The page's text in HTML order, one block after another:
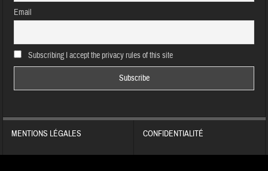
Email
Subscribing I accept the privacy rules of this site
MENTIONS LÉGALES CONFIDENTIALITÉ